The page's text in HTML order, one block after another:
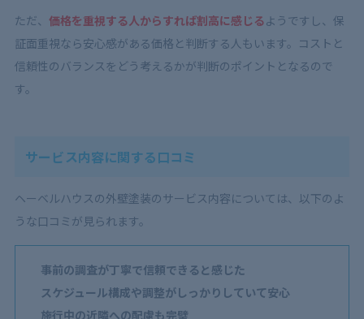
ただ、 価格を重視する人からすれば割高に感じるようですし、保
証面重視なら安心感がある価格と判断する人もいます。コストと
信頼性のバランスをどう考えるかが判断のポイントとなるので
す。
サービス内容に関する口コミ
ヘーベルハウスの外壁塗装のサービス内容については、以下のよ
うな口コミが見られます。
事前の調査が丁寧で信頼できると感じた
スケジュール構成や調整がしっかりしていて安心
施行中の近隣への配慮も完璧